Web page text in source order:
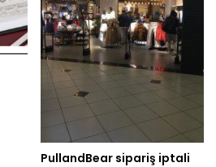
PullandBear sipariş iptali